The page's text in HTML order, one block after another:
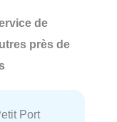
de
près de
Port